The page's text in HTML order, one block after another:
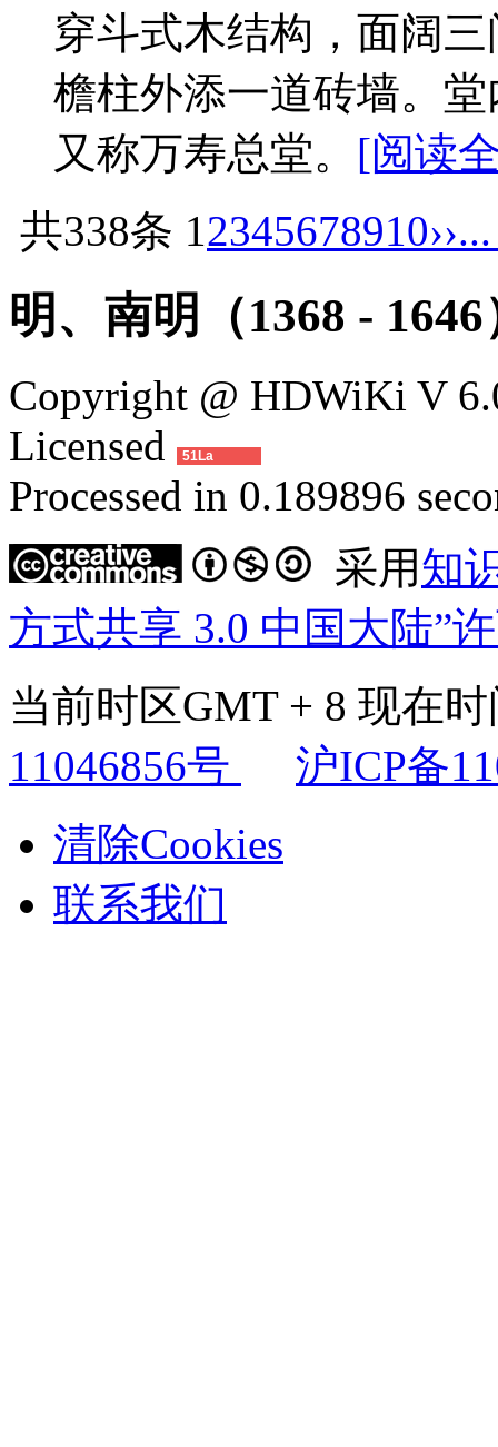
穿斗式木结构，面阔
檐柱外添一道砖墙。
又称万寿总堂。 [阅读
共338条 12345678910››
明、南明（1368 - 1646
Copyright @ HDWiKi V
Licensed
51La
Processed in 0.189896
采用知
方式共享 3.0 中国大陆”
当前时区GMT + 8 现在
11046856号
沪ICP备
清除Cookies
联系我们